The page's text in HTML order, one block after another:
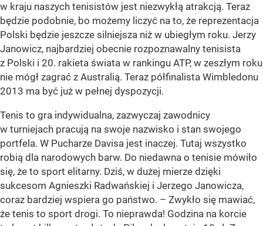
w kraju naszych tenisistów jest niezwykłą atrakcją. Teraz
będzie podobnie, bo możemy liczyć na to, że reprezentacja
Polski będzie jeszcze silniejsza niż w ubiegłym roku. Jerzy
Janowicz, najbardziej obecnie rozpoznawalny tenisista
z Polski i 20. rakieta świata w rankingu ATP, w zeszłym roku
nie mógł zagrać z Australią. Teraz półfinalista Wimbledonu
2013 ma być już w pełnej dyspozycji.
Tenis to gra indywidualna, zazwyczaj zawodnicy
w turniejach pracują na swoje nazwisko i stan swojego
portfela. W Pucharze Davisa jest inaczej. Tutaj wszystko
robią dla narodowych barw. Do niedawna o tenisie mówiło
się, że to sport elitarny. Dziś, w dużej mierze dzięki
sukcesom Agnieszki Radwańskiej i Jerzego Janowicza,
coraz bardziej wspiera go państwo. – Zwykło się mawiać,
że tenis to sport drogi. To nieprawda! Godzina na korcie